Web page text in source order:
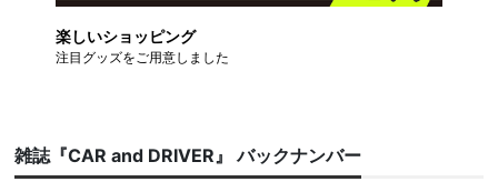
楽しいショッピング
注目グッズをご用意しました
雑誌『CAR and DRIVER』 バックナンバー